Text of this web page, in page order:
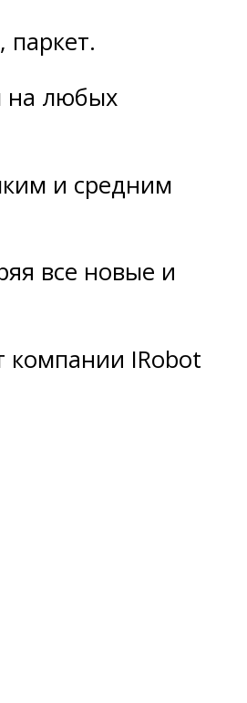
на любых
и средним
все новые и
компании IRobot